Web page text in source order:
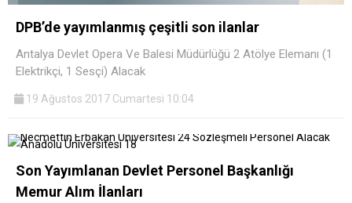
DPB’de yayımlanmış çeşitli son ilanlar
Antalya Devlet Opera Ve Balesi Müdürlüğü 2 Atölye Elemanı (1
Elektrikçi, 1 Sesçi) Alacak
19 Ağustos 2017 Cumartesi 10:04
Son Yayımlanan Devlet Personel Başkanlığı
Memur Alım İlanları